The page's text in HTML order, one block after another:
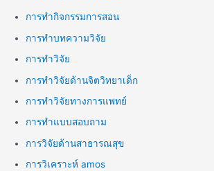
การทำกิจกรรมการสอน
การทำบทความวิจัย
การทำวิจัย
การทำวิจัยด้านจิตวิทยาเด็ก
การทำวิจัยทางการแพทย์
การทำแบบสอบถาม
การวิจัยด้านสาธารณสุข
การวิเคราะห์ amos